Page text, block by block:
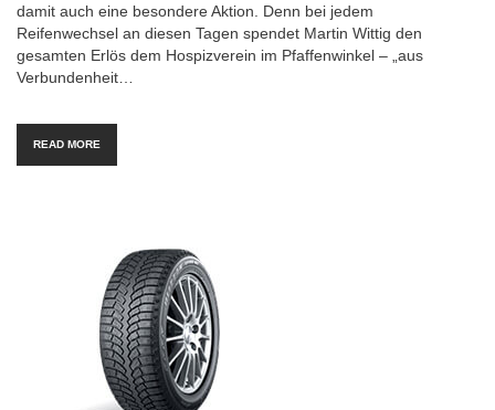
damit auch eine besondere Aktion. Denn bei jedem
Reifenwechsel an diesen Tagen spendet Martin Wittig den
gesamten Erlös dem Hospizverein im Pfaffenwinkel – „aus
Verbundenheit…
READ MORE